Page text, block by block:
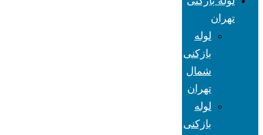
تهران
لوله
بازکنی
شمال
تهران
لوله
بازکنی